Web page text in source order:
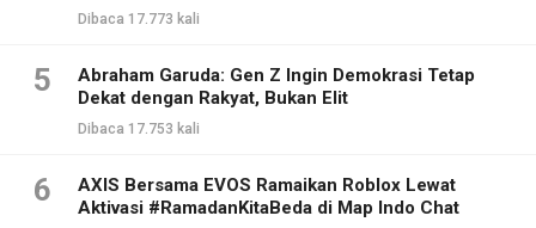
Dibaca 17.773 kali
5
Abraham Garuda: Gen Z Ingin Demokrasi Tetap
Dekat dengan Rakyat, Bukan Elit
Dibaca 17.753 kali
6
AXIS Bersama EVOS Ramaikan Roblox Lewat
Aktivasi #RamadanKitaBeda di Map Indo Chat